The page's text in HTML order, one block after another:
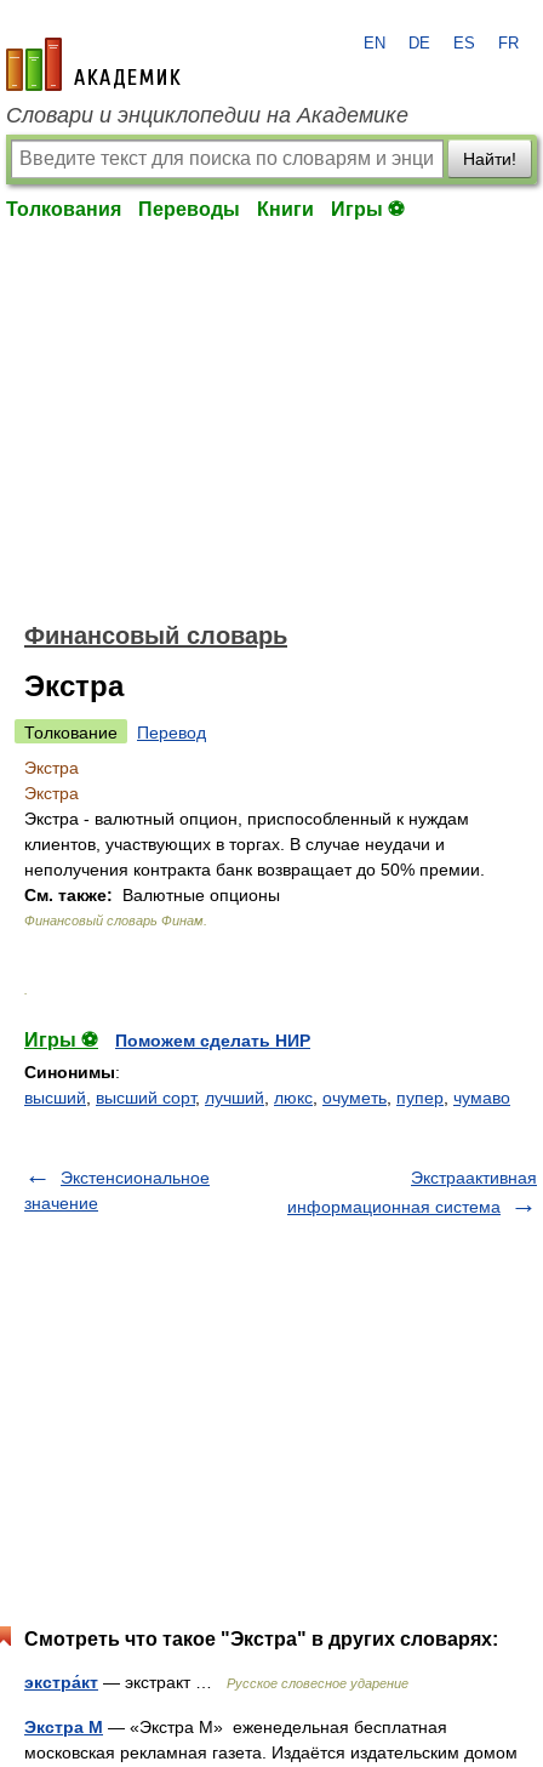
academic.ru
EN DE ES FR
Словари и энциклопедии на Академике
Найти!
Толкования Переводы Книги Игры ⚽
Финансовый словарь
Экстра
Толкование
Перевод
Экстра
Экстра
Экстра - валютный опцион, приспособленный к нуждам
клиентов, участвующих в торгах. В случае неудачи и
неполучения контракта банк возвращает до 50% премии.
См. также: Валютные опционы
Финансовый словарь Финам
Игры ⚽
Поможем сделать НИР
Синонимы:
высший
высший сорт, лучший люкс очуметь пупер чумаво
Экстенсиональное
значение
Экстраактивная
информационная система
Смотреть что такое "Экстра" в других словарях:
экстра́кт — экстракт … Русское словесное ударение
Экстра М — «Экстра М» еженедельная бесплатная
московская рекламная газета. Издаётся издательским домом